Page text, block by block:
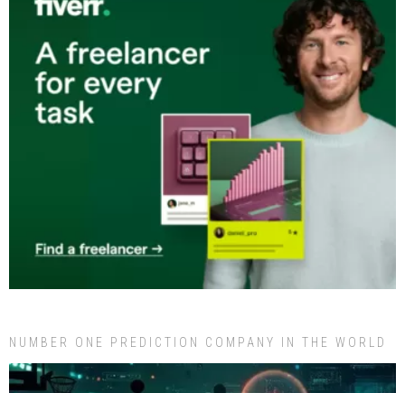
NUMBER ONE PREDICTION COMPANY IN THE WORLD